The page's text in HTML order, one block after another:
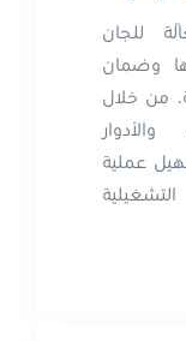
للجان
وضمان
من خلال
عملية
التشغيلية